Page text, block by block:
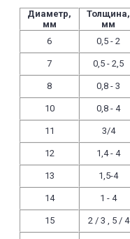
Диаметр,
мм
Толщина,
мм
6
0,5 - 2
7 0,5 - 2,5
8 0,8 - 3
10 0,8 - 4
11 3/4
12 1,4 - 4
13 1,5-4
14 1 - 4
15 2 / 3 , 5 / 4